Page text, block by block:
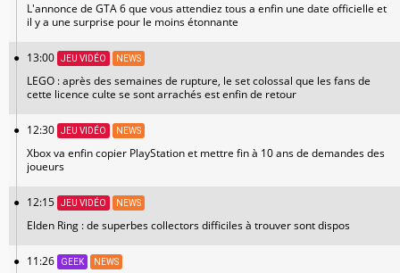
L'annonce de GTA 6 que vous attendiez tous a enfin une date officielle et
il y a une surprise pour le moins étonnante
13:00 JEU VIDÉO NEWS
LEGO : après des semaines de rupture, le set colossal que les fans de
cette licence culte se sont arrachés est enfin de retour
12:30 JEU VIDÉO NEWS
Xbox va enfin copier PlayStation et mettre fin à 10 ans de demandes des
joueurs
12:15 JEU VIDÉO NEWS
Elden Ring : de superbes collectors difficiles à trouver sont dispos
11:26 GEEK NEWS